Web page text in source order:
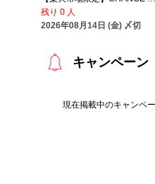
残り 0 人
2026年08月14日 (金) 〆切
キャンペーン
現在掲載中のキャンペ